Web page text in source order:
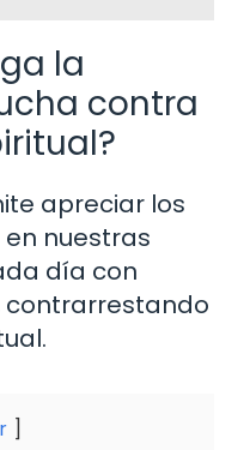
la
contra
apreciar los
nuestras
día con
contrarrestando